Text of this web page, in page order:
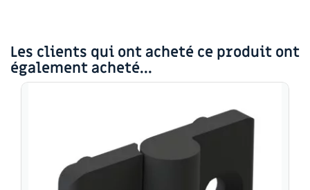
Les clients qui ont acheté ce produit ont
également acheté...